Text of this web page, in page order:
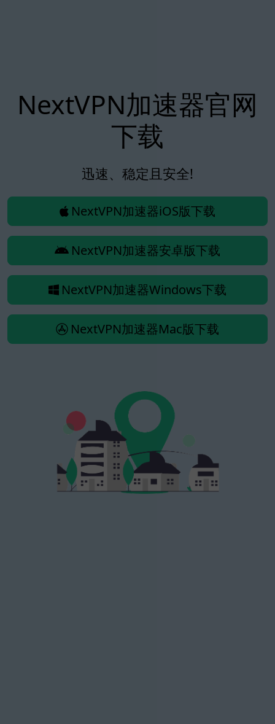
NextVPN加速器官网
下载
迅速、稳定且安全!
NextVPN加速器iOS版下载
NextVPN加速器安卓版下载
NextVPN加速器Windows下载
NextVPN加速器Mac版下载